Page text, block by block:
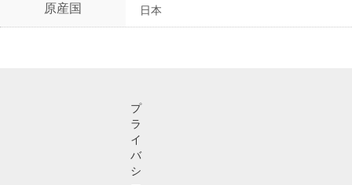
原産国 日本
プ
ラ
イ
バ
シ